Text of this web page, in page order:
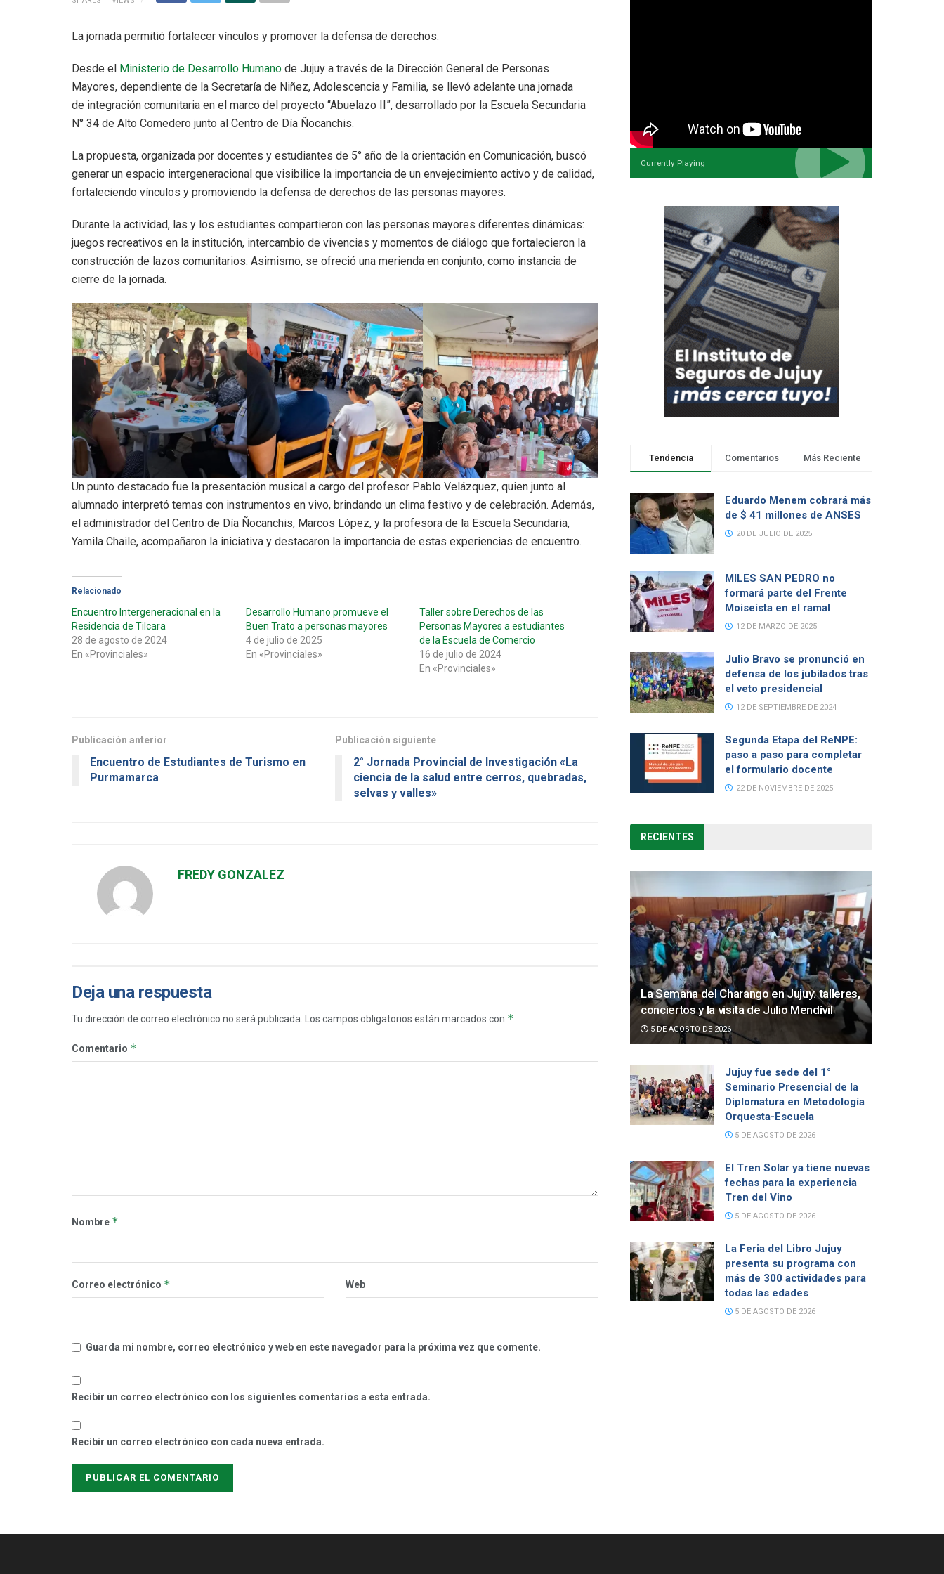
La jornada permitió fortalecer vínculos y promover la defensa de derechos.
Desde el Ministerio de Desarrollo Humano de Jujuy a través de la Dirección General de Personas
Mayores, dependiente de la Secretaría de Niñez, Adolescencia y Familia, se llevó adelante una jornada
de integración comunitaria en el marco del proyecto “Abuelazo II”, desarrollado por la Escuela Secundaria
N° 34 de Alto Comedero junto al Centro de Día Ñocanchis.
La propuesta, organizada por docentes y estudiantes de 5° año de la orientación en Comunicación, buscó
generar un espacio intergeneracional que visibilice la importancia de un envejecimiento activo y de calidad,
fortaleciendo vínculos y promoviendo la defensa de derechos de las personas mayores.
Durante la actividad, las y los estudiantes compartieron con las personas mayores diferentes dinámicas:
juegos recreativos en la institución, intercambio de vivencias y momentos de diálogo que fortalecieron la
construcción de lazos comunitarios. Asimismo, se ofreció una merienda en conjunto, como instancia de
cierre de la jornada.
Un punto destacado fue la presentación musical a cargo del profesor Pablo Velázquez, quien junto al
alumnado interpretó temas con instrumentos en vivo, brindando un clima festivo y de celebración. Además,
el administrador del Centro de Día Ñocanchis, Marcos López, y la profesora de la Escuela Secundaria,
Yamila Chaile, acompañaron la iniciativa y destacaron la importancia de estas experiencias de encuentro.
Relacionado
Encuentro Intergeneracional en la
Residencia de Tilcara
28 de agosto de 2024
En «Provinciales»
Desarrollo Humano promueve el
Buen Trato a personas mayores
4 de julio de 2025
En «Provinciales»
Taller sobre Derechos de las
Personas Mayores a estudiantes
de la Escuela de Comercio
16 de julio de 2024
En «Provinciales»
Publicación anterior
Encuentro de Estudiantes de Turismo en
Purmamarca
Publicación siguiente
2° Jornada Provincial de Investigación «La
ciencia de la salud entre cerros, quebradas,
selvas y valles»
FREDY GONZALEZ
Deja una respuesta
Tu dirección de correo electrónico no será publicada. Los campos obligatorios están marcados con *
Comentario *
Nombre *
Correo electrónico * Web
Guarda mi nombre, correo electrónico y web en este navegador para la próxima vez que comente.
Recibir un correo electrónico con los siguientes comentarios a esta entrada.
Recibir un correo electrónico con cada nueva entrada.
Currently Playing
Tendencia Comentarios Más Reciente
Eduardo Menem cobrará más
de $ 41 millones de ANSES
20 DE JULIO DE 2025
MILES SAN PEDRO no
formará parte del Frente
Moiseísta en el ramal
12 DE MARZO DE 2025
Julio Bravo se pronunció en
defensa de los jubilados tras
el veto presidencial
12 DE SEPTIEMBRE DE 2024
Segunda Etapa del ReNPE:
paso a paso para completar
el formulario docente
22 DE NOVIEMBRE DE 2025
RECIENTES
La Semana del Charango en Jujuy: talleres,
conciertos y la visita de Julio Mendívil
5 DE AGOSTO DE 2026
Jujuy fue sede del 1°
Seminario Presencial de la
Diplomatura en Metodología
Orquesta-Escuela
5 DE AGOSTO DE 2026
El Tren Solar ya tiene nuevas
fechas para la experiencia
Tren del Vino
5 DE AGOSTO DE 2026
La Feria del Libro Jujuy
presenta su programa con
más de 300 actividades para
todas las edades
5 DE AGOSTO DE 2026